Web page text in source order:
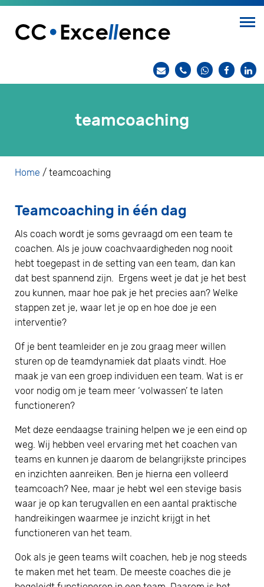
teamcoaching
Home / teamcoaching
Teamcoaching in één dag
Als coach wordt je soms gevraagd om een team te
coachen. Als je jouw coachvaardigheden nog nooit
hebt toegepast in de setting van een team, dan kan
dat best spannend zijn. Ergens weet je dat je het best
zou kunnen, maar hoe pak je het precies aan? Welke
stappen zet je, waar let je op en hoe doe je een
interventie?
Of je bent teamleider en je zou graag meer willen
sturen op de teamdynamiek dat plaats vindt. Hoe
maak je van een groep individuen een team. Wat is er
voor nodig om je team meer ‘volwassen’ te laten
functioneren?
Met deze eendaagse training helpen we je een eind op
weg. Wij hebben veel ervaring met het coachen van
teams en kunnen je daarom de belangrijkste principes
en inzichten aanreiken. Ben je hierna een volleerd
teamcoach? Nee, maar je hebt wel een stevige basis
waar je op kan terugvallen en een aantal praktische
handreikingen waarmee je inzicht krijgt in het
functioneren van het team.
Ook als je geen teams wilt coachen, heb je nog steeds
te maken met het team. De meeste coaches die je